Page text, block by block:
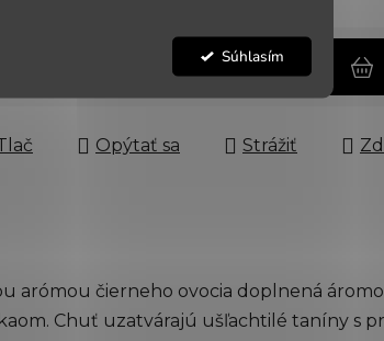
Súhlasím
cena:
Opýtať sa Strážiť
arómou čierneho ovocia doplnená
Chuť uzatvárajú ušľachtilé taníny s